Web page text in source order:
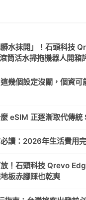
水抹開」！石頭科技
筒活水掃拖機器人開箱
幾個設定沒關，個資可
eSIM 正逐漸取代傳統
讀：2026年生活費用
！石頭科技 Qrevo
板赤腳踩也乾爽